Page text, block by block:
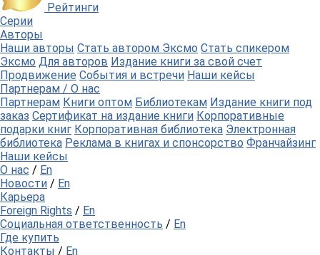
Рейтинги
Серии
Авторы
Наши авторы Стать автором Эксмо Стать спикером
Эксмо Для авторов Издание книги за свой счет
Продвижение События и встречи Наши кейсы
Партнерам / О нас
Партнерам Книги оптом Библиотекам Издание книги под
заказ Сертификат на издание книги Корпоративные
подарки книг Корпоративная библиотека Электронная
библиотека Реклама в книгах и спонсорство Франчайзинг
Наши кейсы
О нас / En
Новости / En
Карьера
Foreign Rights / En
Социальная ответственность / En
Где купить
Контакты / En